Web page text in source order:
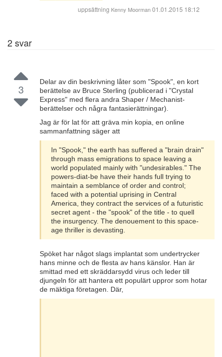
uppsättning Kenny Moorman01.01.2015 18:12
2svar
3
Delar av din beskrivning låter som "Spook", en kort
berättelse av Bruce Sterling (publicerad i "Crystal
Express" med flera andra Shaper / Mechanist-
berättelser och några fantasierättningar).
Jag är för lat för att gräva min kopia, en online
sammanfattning säger att
In "Spook," the earth has suffered a "brain drain"
through mass emigrations to space leaving a
world populated mainly with "undesirables." The
powers-diat-be have their hands full trying to
maintain a semblance of order and control;
faced with a potential uprising in Central
America, they contract the services of a futuristic
secret agent - the "spook" of the title - to quell
the insurgency. The denouement to this space-
age thriller is devasting.
Spöket har något slags implantat som undertrycker
hans minne och de flesta av hans känslor. Han är
smittad med ett skräddarsydd virus och leder till
djungeln för att hantera ett populärt uppror som hotar
de mäktiga företagen. Där,